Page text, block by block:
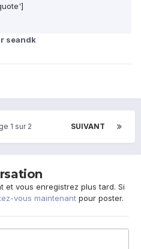
seandk
SUIVANT
1 sur 2
et vous enregistrez plus tard. Si
vous maintenant pour poster.